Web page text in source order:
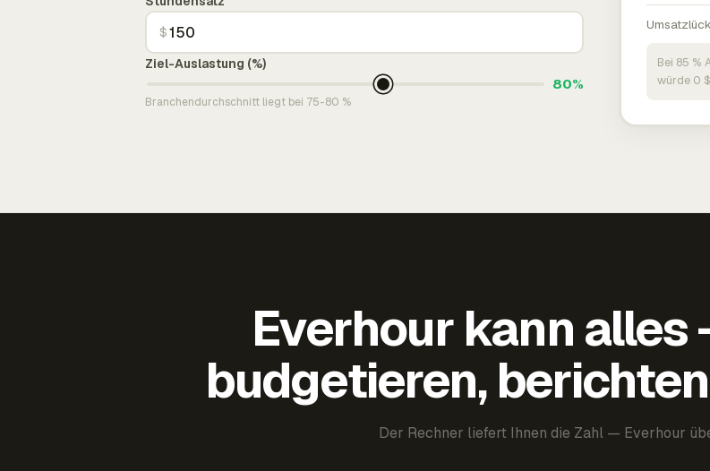
$
Ziel-Auslastung (%)
80%
Branchendurchschnitt liegt bei 75-80 %
Bei 85 %
würde 0
Everhour kann
budgetieren,
Der Rechner liefert Ihnen die Zahl — Everhour